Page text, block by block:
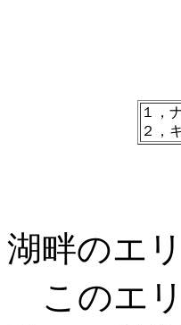
１，
２，
湖畔のエ
このエリ